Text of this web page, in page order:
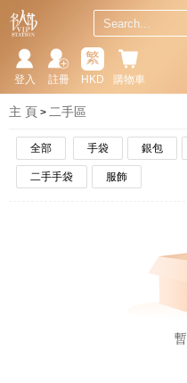
購物車
繁
HKD
註冊
登入
主 頁 二手區
全部 手袋 銀包
二手手袋 服飾